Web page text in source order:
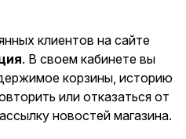
клиентов на сайте
. В своем кабинете вы
корзины, историю
или отказаться от
новостей магазина.